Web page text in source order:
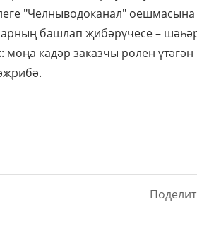
"Челныводоканал"
башлап җибәрүчесе –
кадәр заказчы ролен